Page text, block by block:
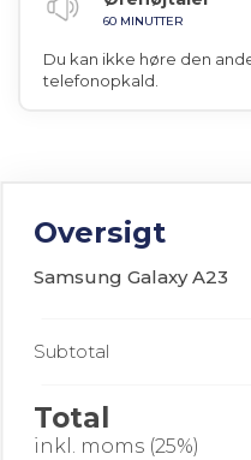
60 MINUTTER
Du kan ikke høre den
telefonopkald.
Oversigt
Samsung Galaxy A23
Subtotal
Total
inkl. moms (25%)